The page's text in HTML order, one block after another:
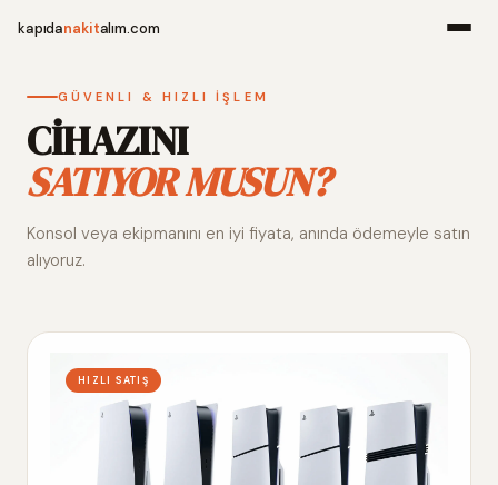
kapıdanakitalım.com
Alım
GÜVENLI & HIZLI İŞLEM
CİHAZINI
SATIYOR MUSUN?
Konsol veya ekipmanını en iyi fiyata, anında ödemeyle satın
alıyoruz.
HIZLI SATIŞ